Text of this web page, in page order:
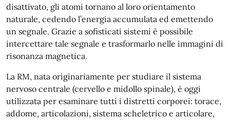
disattivato, gli atomi tornano al loro orientamento
naturale, cedendo l’energia accumulata ed emettendo
un segnale. Grazie a sofisticati sistemi è possibile
intercettare tale segnale e trasformarlo nelle immagini di
risonanza magnetica.
La RM, nata originariamente per studiare il sistema
nervoso centrale (cervello e midollo spinale), è oggi
utilizzata per esaminare tutti i distretti corporei: torace,
addome, articolazioni, sistema scheletrico e articolare,